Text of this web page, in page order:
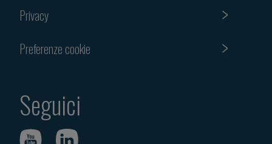
Privacy
Preferenze cookie
Seguici